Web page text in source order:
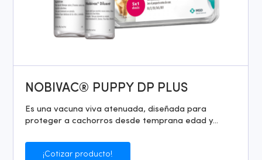
NOBIVAC® PUPPY DP PLUS
Es una vacuna viva atenuada, diseñada para
proteger a cachorros desde temprana edad y...
¡Cotizar producto!